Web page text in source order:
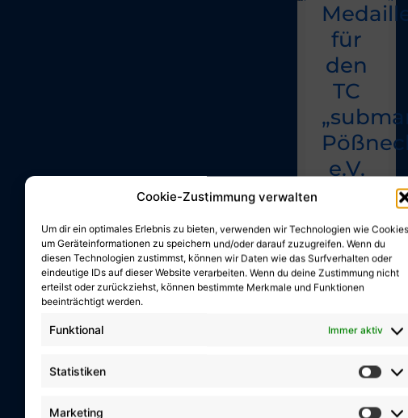
Cookie-Zustimmung verwalten
Um dir ein optimales Erlebnis zu bieten, verwenden wir Technologien wie
um Geräteinformationen zu speichern und/oder darauf zuzugreifen. Wenn du
diesen Technologien zustimmst, können wir Daten wie das Surfverhalten oder
eindeutige IDs auf dieser Website verarbeiten. Wenn du deine Zustimmung nicht
erteilst oder zurückziehst, können bestimmte Merkmale und Funktionen
beeinträchtigt werden.
Funktional Immer aktiv
Statistiken
Marketing
für
den
TC
e.V.
Ein
rundum
erfolgreiches
unsere
Sportler